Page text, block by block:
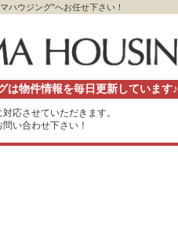
ハウジング”へお任せ下さい！
は物件情報を毎日更新しています♪
応させていただきます。
い合わせ下さい！